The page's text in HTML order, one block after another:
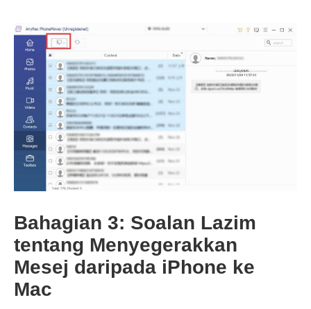
Bahagian 3: Soalan Lazim
tentang Menyegerakkan
Mesej daripada iPhone ke
Mac